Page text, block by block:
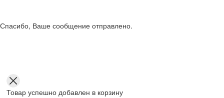
Спасибо, Ваше сообщение отправлено.
Товар успешно добавлен в корзину